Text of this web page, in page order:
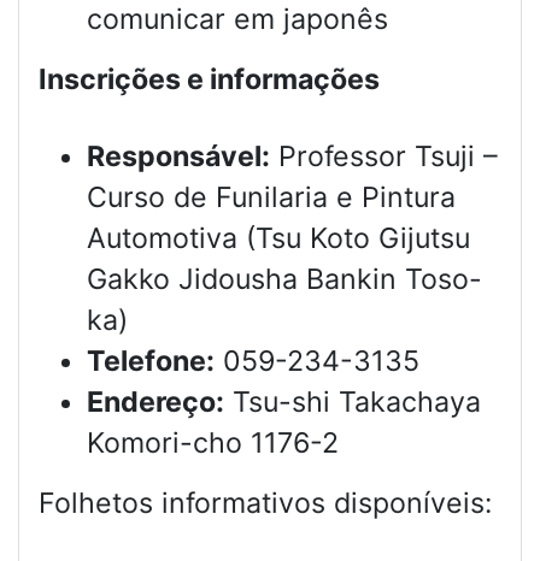
comunicar em japonês
Inscrições e informações
Responsável: Professor Tsuji –
Curso de Funilaria e Pintura
Automotiva (Tsu Koto Gijutsu
Gakko Jidousha Bankin Toso-
ka)
Telefone: 059-234-3135
Endereço: Tsu-shi Takachaya
Komori-cho 1176-2
Folhetos informativos disponíveis: